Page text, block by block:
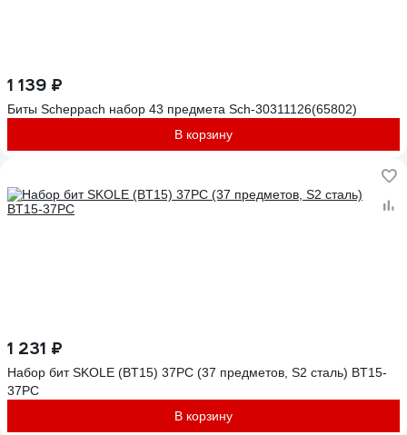
1 139 ₽
Биты Scheppach набор 43 предмета Sch-30311126(65802)
В корзину
1 231 ₽
Набор бит SKOLE (BT15) 37PC (37 предметов, S2 сталь) BT15-
37PC
В корзину